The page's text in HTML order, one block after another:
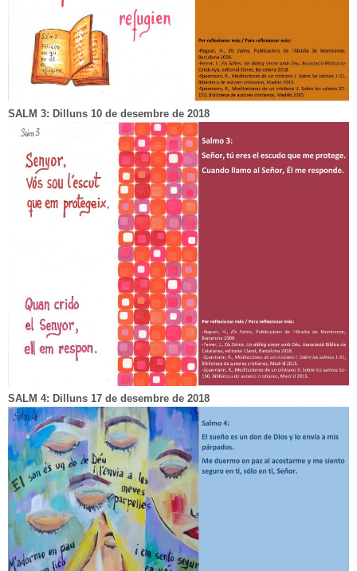
SALM 3: Dilluns 10 de desembre de 2018
SALM 4: Dilluns 17 de desembre de 2018